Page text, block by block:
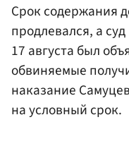
Срок содержания
продлевался, а
17 августа был
обвиняемые
наказание
на условный срок.